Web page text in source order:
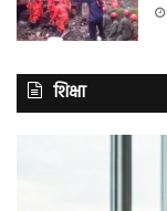
शिक्षा